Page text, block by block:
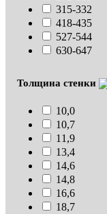
315-332
418-435
527-544
630-647
Толщина стенки
10,0
10,7
11,9
13,4
14,6
14,8
16,6
18,7